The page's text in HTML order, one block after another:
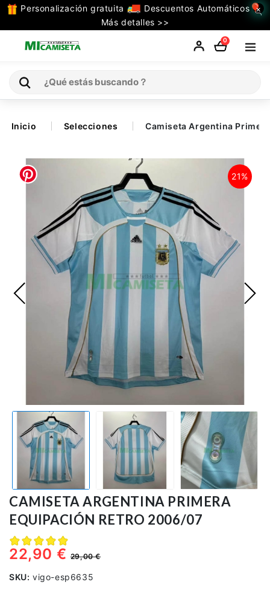
Personalización gratuita
Descuentos Automáticos
Más detalles >>
×
0
TODAS
LAS
CATEGORIAS
Retro
Ligue 1
Serie A
Premier League
Bundesliga
Otras Ligas
Jugadores
Inicio Selecciones Camiseta Argentina
21%
CAMISETA ARGENTINA PRIMERA
EQUIPACIÓN RETRO 2006/07
22,90 €29,00 €
SKU: vigo-esp6635